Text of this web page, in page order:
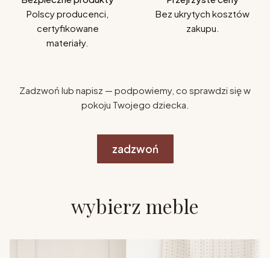
Polscy producenci,
certyfikowane
materiały.
Bez ukrytych kosztów
zakupu.
Zadzwoń lub napisz — podpowiemy, co sprawdzi się w
pokoju Twojego dziecka.
zadzwoń
wybierz meble